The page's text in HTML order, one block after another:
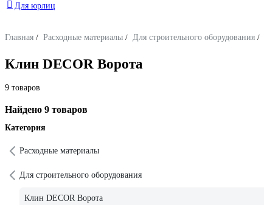
Для юрлиц
Главная / Расходные материалы / Для строительного оборудования /
Клин DECOR Ворота
9 товаров
Найдено 9 товаров
Категория
Расходные материалы
Для строительного оборудования
Клин DECOR Ворота